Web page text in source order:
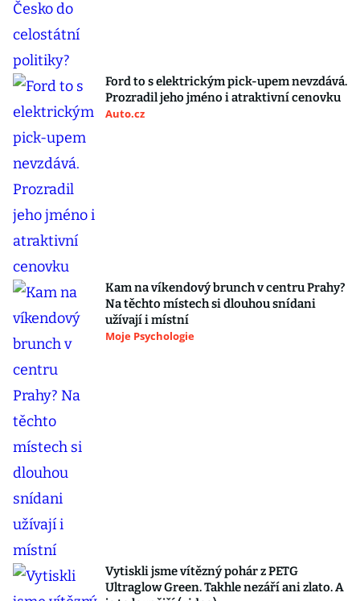
Ford to s elektrickým pick-upem nevzdává.
Prozradil jeho jméno i atraktivní cenovku
Auto.cz
Kam na víkendový brunch v centru Prahy?
Na těchto místech si dlouhou snídani
užívají i místní
Moje Psychologie
Vytiskli jsme vítězný pohár z PETG
Ultraglow Green. Takhle nezáří ani zlato. A